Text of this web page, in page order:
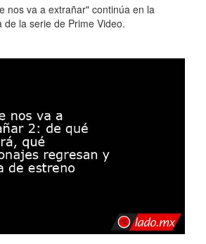
nos va a extrañar" continúa en la
la serie de Prime Video.